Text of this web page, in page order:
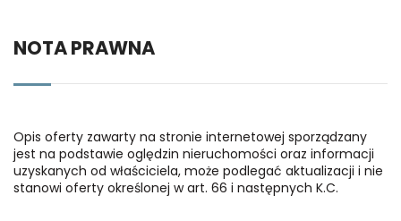
NOTA PRAWNA
Opis oferty zawarty na stronie internetowej sporządzany
jest na podstawie oględzin nieruchomości oraz informacji
uzyskanych od właściciela, może podlegać aktualizacji i nie
stanowi oferty określonej w art. 66 i następnych K.C.